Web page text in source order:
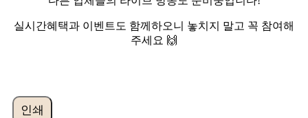
실시간혜택과 이벤트도 함께하오니 놓치지 말고 꼭 참여해
주세요 🙌
인쇄